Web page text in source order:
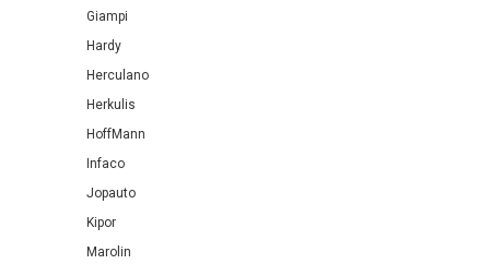
Giampi
Hardy
Herculano
Herkulis
HoffMann
Infaco
Jopauto
Kipor
Marolin